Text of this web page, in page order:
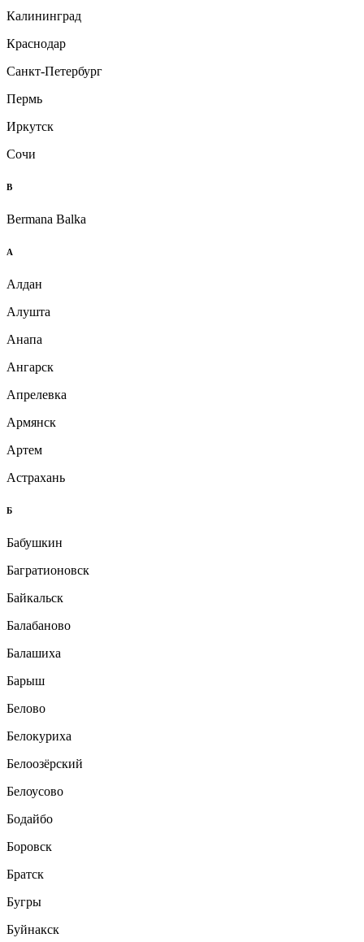
Калининград
Краснодар
Санкт-Петербург
Пермь
Иркутск
Сочи
B
Bermana Balka
А
Алдан
Алушта
Анапа
Ангарск
Апрелевка
Армянск
Артем
Астрахань
Б
Бабушкин
Багратионовск
Байкальск
Балабаново
Балашиха
Барыш
Белово
Белокуриха
Белоозёрский
Белоусово
Бодайбо
Боровск
Братск
Бугры
Буйнакск